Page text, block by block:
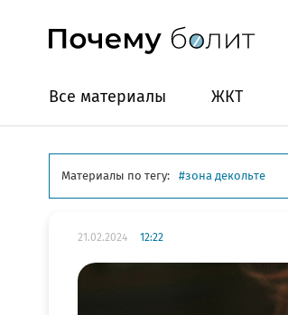
Все материалы ЖКТ
Материалы по тегу: зона декольте
21.02.2024 12:22